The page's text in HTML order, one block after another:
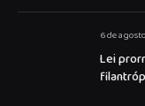
6 de
Lei